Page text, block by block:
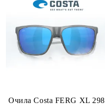
Очила Costa FERG XL 298